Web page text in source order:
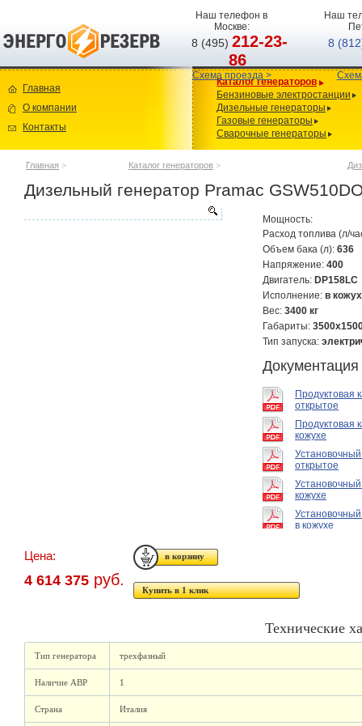
Наш телефон в
Москве:
8 (495)212-23-
86
Схема проезда >
Наш
8
Главная
О компании
Контакты
Каталог генераторов
Бензиновые электростанции
Дизельные генераторы
Газовые генераторы
Сварочные генераторы
Главная > Каталог генераторов >
Дизельный генератор Pramac
Мощность:
Расход топлива (л/
Объем бака (л): 636
Напряжение: 400
Двигатель: DP158LC
Исполнение: в
Вес: 3400 кг
Габариты:
Тип запуска:
Документация
Продуктовая
открытое
Продуктовая
кожухе
открытое
кожухе
в кожухе
Цена:
4 614 375 руб.
Купить в 1 клик
Технические
Тип генератора трехфазный
Наличие АВР 1
Страна Италия